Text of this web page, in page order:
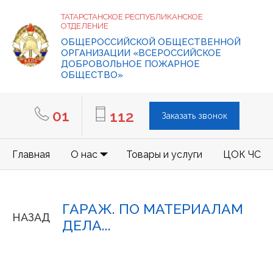
ТАТАРСТАНСКОЕ РЕСПУБЛИКАНСКОЕ
ОТДЕЛЕНИЕ
ОБЩЕРОССИЙСКОЙ ОБЩЕСТВЕННОЙ
ОРГАНИЗАЦИИ «ВСЕРОССИЙСКОЕ
ДОБРОВОЛЬНОЕ ПОЖАРНОЕ
ОБЩЕСТВО»
01 112 Заказать звонок
Главная О нас Товары и услуги ЦОК ЧС
НАЗАД
ГАРАЖ. ПО МАТЕРИАЛАМ
ДЕЛА...